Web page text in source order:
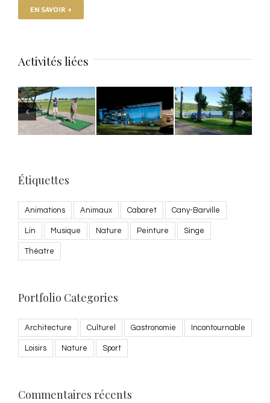
EN SAVOIR +
Activités liées
Valery en
Caux
Étiquettes
Animations Animaux Cabaret Cany-Barville
Lin Musique Nature Peinture Singe
Théatre
Portfolio Categories
Architecture Culturel Gastronomie Incontournable
Loisirs Nature Sport
Commentaires récents